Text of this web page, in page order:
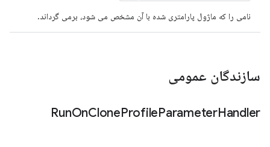
نامی را که ماژول پارامتری شده با آن مشخص می شود، برمی گرداند.
سازندگان عمومی
RunOnCloneProfileParameterHandler